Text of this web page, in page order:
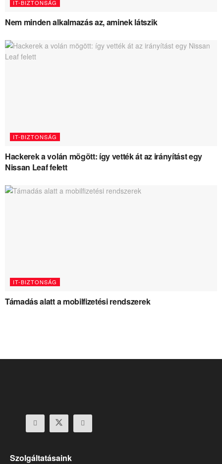
IT-BIZTONSÁG
Nem minden alkalmazás az, aminek látszik
IT-BIZTONSÁG
Hackerek a volán mögött: így vették át az irányítást egy
Nissan Leaf felett
IT-BIZTONSÁG
Támadás alatt a mobilfizetési rendszerek
Szolgáltatásaink